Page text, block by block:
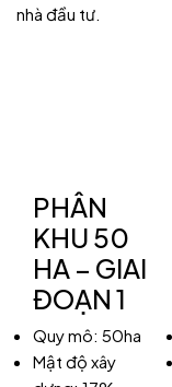
nhà đầu tư.
PHÂN
KHU 50
HA – GIAI
ĐOẠN 1
Quy mô: 50ha
Mật độ xây